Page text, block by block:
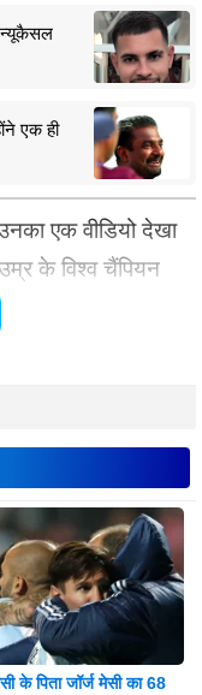
एक ही
एक वीडियो देखा
के विश्व चैंपियन
के प्रयासों के
के पिता जॉर्ज मेसी का 68